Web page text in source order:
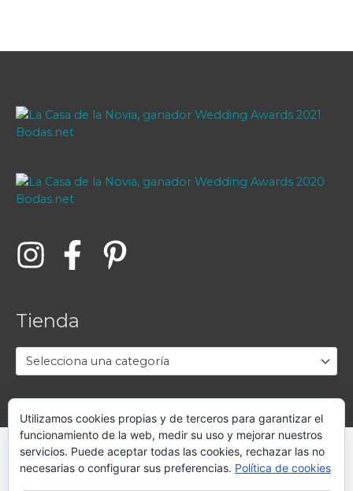
Tienda
Selecciona una categoría
Copyright © 2026La Casa de la Novia |Aviso legal-
Utilizamos cookies propias y de terceros para garantizar el
funcionamiento de la web, medir su uso y mejorar nuestros
servicios. Puede aceptar todas las cookies, rechazar las no
necesarias o configurar sus preferencias. Política de cookies